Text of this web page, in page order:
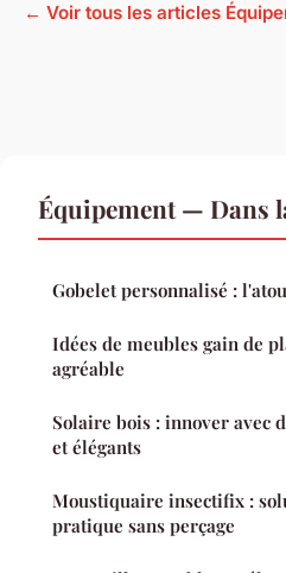
← Voir tous les articles
Équipement — Dans
Gobelet personnalisé :
Idées de meubles gain de
agréable
Solaire bois : innover avec
et élégants
Moustiquaire insectifix :
pratique sans perçage